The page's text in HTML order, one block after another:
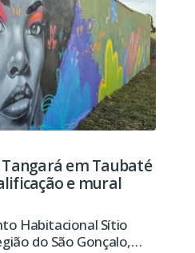
em Taubaté
e mural
Habitacional Sítio
do São Gonçalo,